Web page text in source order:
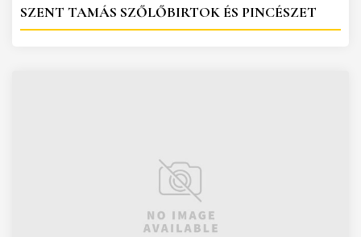
SZENT TAMÁS SZŐLŐBIRTOK ÉS PINCÉSZET